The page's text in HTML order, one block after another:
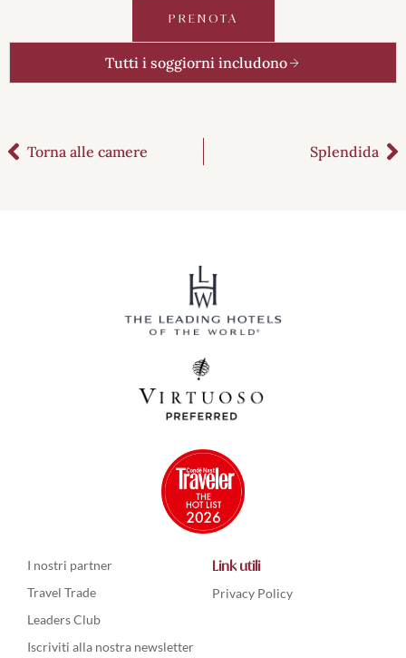
PRENOTA
Tutti i soggiorni includono
Torna alle camere Splendida
I nostri partner
Travel Trade
Leaders Club
Iscriviti alla nostra newsletter
Link utili
Privacy Policy